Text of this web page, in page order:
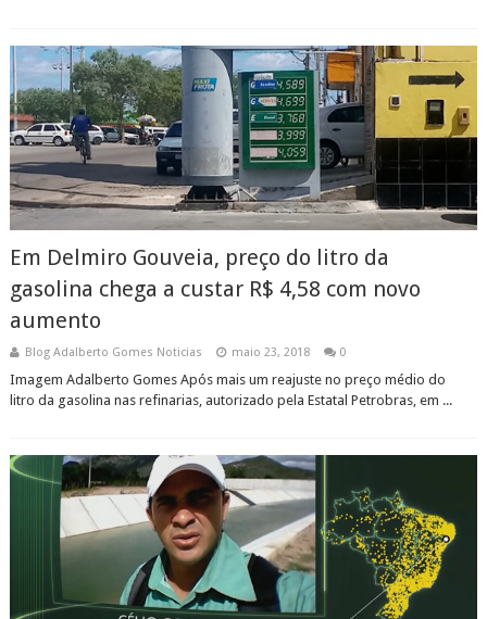
Em Delmiro Gouveia, preço do litro da
gasolina chega a custar R$ 4,58 com novo
aumento
Blog Adalberto Gomes Noticias maio 23, 2018 0
Imagem Adalberto Gomes Após mais um reajuste no preço médio do
litro da gasolina nas refinarias, autorizado pela Estatal Petrobras, em ...